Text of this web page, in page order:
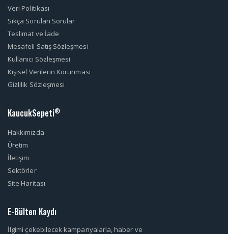
Veri Politikası
Sıkça Sorulan Sorular
Teslimat ve İade
Mesafeli Satış Sözleşmesi
Kullanıcı Sözleşmesi
Kişisel Verilerin Korunması
Gizlilik Sözleşmesi
KaucukSepeti®
Hakkımızda
Üretim
İletişim
Sektörler
Site Haritası
E-Bülten Kaydı
İlgimi çekebilecek kampanyalarla, haber ve